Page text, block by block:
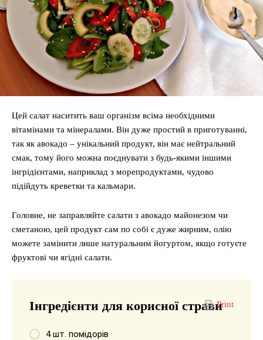
Цей салат наситить ваш організм всіма необхідними
вітамінами та мінералами. Він дуже простий в приготуванні,
так як авокадо – унікальний продукт, він має нейтральний
смак, тому його можна поєднувати з будь-якими іншими
інгрідієнтами, наприклад з морепродуктами, чудово
підійдуть креветки та кальмари.
Головне, не заправляйте салати з авокадо майонезом чи
сметаною, цей продукт сам по собі є дуже жирним, олію
можете замінити лише натуральним йогуртом, якщо готуєте
фруктові чи ягідні салати.
Print
Інгредієнти для корисної страви
4 шт. помідорів